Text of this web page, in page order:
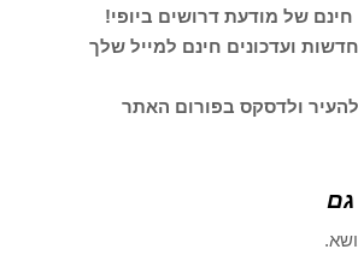
של מודעת דרושים ביופי!
ועדכונים חינם למייל שלך
ולדסקס בפורום האתר
גם